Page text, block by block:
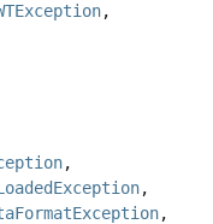
,
,
,
,